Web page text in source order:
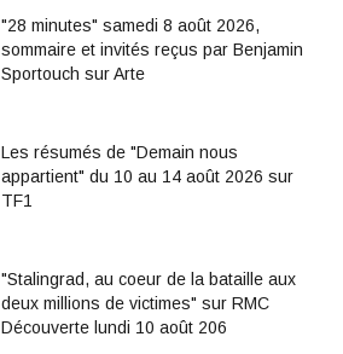
"28 minutes" samedi 8 août 2026,
sommaire et invités reçus par Benjamin
Sportouch sur Arte
Les résumés de "Demain nous
appartient" du 10 au 14 août 2026 sur
TF1
"Stalingrad, au coeur de la bataille aux
deux millions de victimes" sur RMC
Découverte lundi 10 août 206